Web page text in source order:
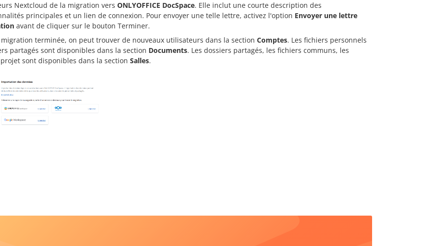
Nextcloud de la migration vers ONLYOFFICE DocSpace. Elle inclut une courte description des
principales et un lien de connexion. Pour envoyer une telle lettre, activez l'option Envoyer une lettre
avant de cliquer sur le bouton Terminer.
terminée, on peut trouver de nouveaux utilisateurs dans la section Comptes. Les fichiers personnels
partagés sont disponibles dans la section Documents. Les dossiers partagés, les fichiers communs, les
sont disponibles dans la section Salles.